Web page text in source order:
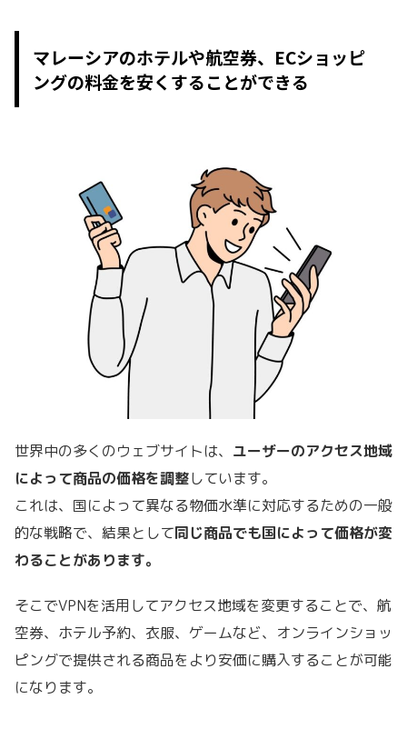
マレーシアのホテルや航空券、ECショッピ
ングの料金を安くすることができる
世界中の多くのウェブサイトは、 ユーザーのアクセス地域
によって商品の価格を調整しています。
これは、国によって異なる物価水準に対応するための一般
的な戦略で、結果として同じ商品でも国によって価格が変
わることがあります。
そこでVPNを活用してアクセス地域を変更することで、航
空券、ホテル予約、衣服、ゲームなど、オンラインショッ
ピングで提供される商品をより安価に購入することが可能
になります。